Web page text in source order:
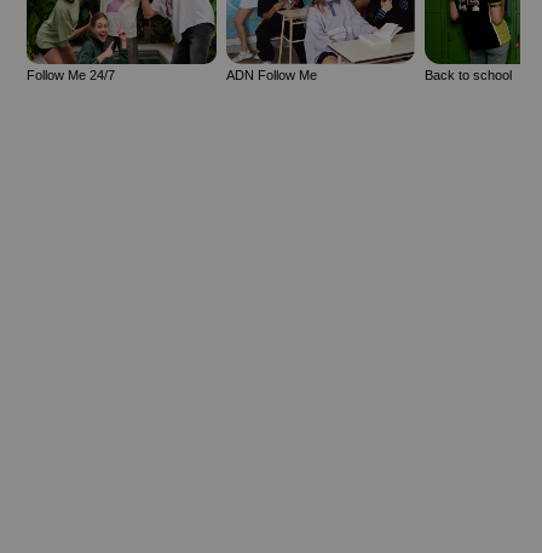
Follow Me 24/7 ADN Follow Me Back to school